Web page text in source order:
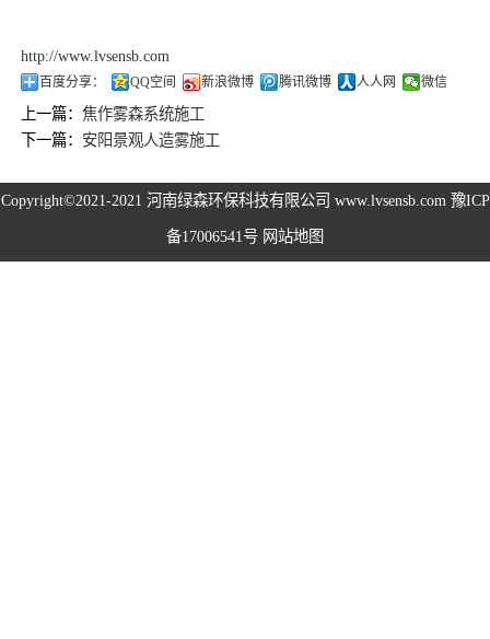
http://www.lvsensb.com
百度分享： QQ空间 新浪微博 腾讯微博 人人网 微信
上一篇：焦作雾森系统施工
下一篇： 安阳景观人造雾施工
Copyright©2021-2021 河南绿森环保科技有限公司 www.lvsensb.com 豫ICP
备17006541号 网站地图
降尘喷雾设备
小区喷雾设备
高空除尘雾桩